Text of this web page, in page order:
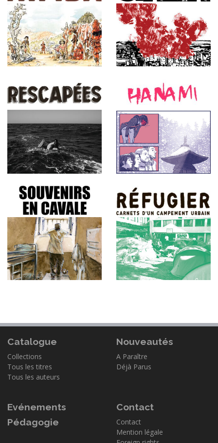
Catalogue
Collections
Tous les titres
Tous les auteurs
Nouveautés
A Paraître
Déjà Parus
Evénements
Pédagogie
Contact
Contact
Mention légale